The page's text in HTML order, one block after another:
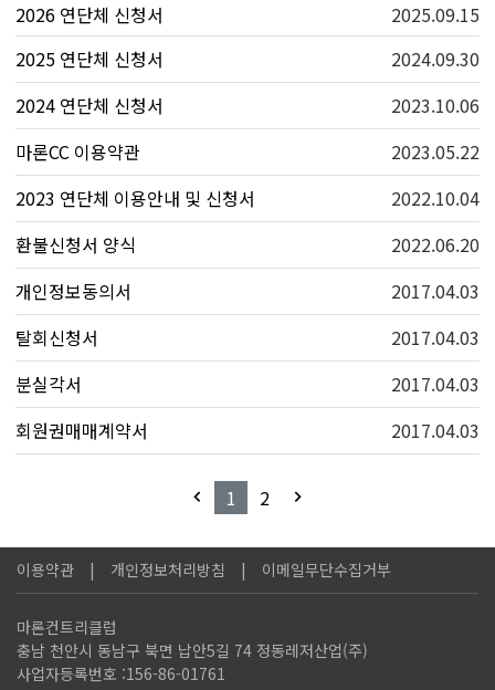
2026 연단체 신청서
2025.09.15
2025 연단체 신청서
2024.09.30
2024 연단체 신청서
2023.10.06
마론CC 이용약관
2023.05.22
2023 연단체 이용안내 및 신청서
2022.10.04
환불신청서 양식
2022.06.20
개인정보동의서
2017.04.03
탈회신청서
2017.04.03
분실각서
2017.04.03
회원권매매계약서
2017.04.03
1 2
이용약관 개인정보처리방침 이메일무단수집거부
마론컨트리클럽
충남 천안시 동남구 북면 납안5길 74 정동레저산업(주)
사업자등록번호 :156-86-01761